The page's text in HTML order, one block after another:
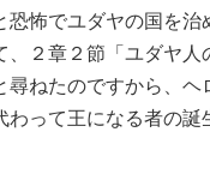
怖でユダヤの国を治
２章２節「ユダヤ人
ねたのですから、
って王になる者の誕